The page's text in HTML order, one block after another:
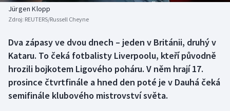
Biatlon
Box
Curling
Aplikace ČT sport
Jürgen Klopp
Zdroj: REUTERS/Russell Cheyne
Dva zápasy ve dvou dnech – jeden v Británii, druhý v
Kataru. To čeká fotbalisty Liverpoolu, kteří původně
hrozili bojkotem Ligového poháru. V něm hrají 17.
prosince čtvrtfinále a hned den poté je v Dauhá čeká
semifinále klubového mistrovství světa.